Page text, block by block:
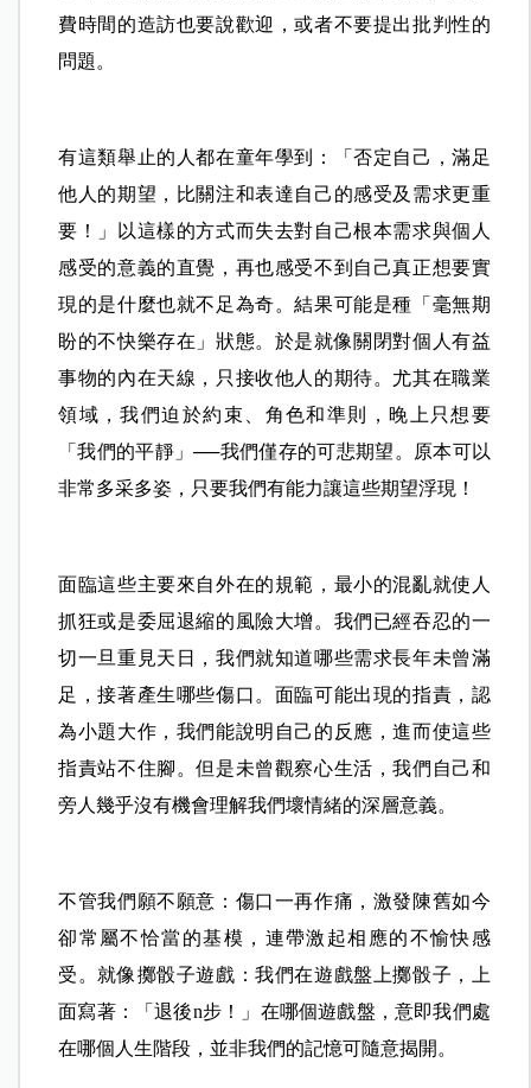
費時間的造訪也要說歡迎，或者不要提出批判性的
問題。
有這類舉止的人都在童年學到：「否定自己，滿足
他人的期望，比關注和表達自己的感受及需求更重
要！」以這樣的方式而失去對自己根本需求與個人
感受的意義的直覺，再也感受不到自己真正想要實
現的是什麼也就不足為奇。結果可能是種「毫無期
盼的不快樂存在」狀態。於是就像關閉對個人有益
事物的內在天線，只接收他人的期待。尤其在職業
領域，我們迫於約束、角色和準則，晚上只想要
「我們的平靜」──我們僅存的可悲期望。原本可以
非常多采多姿，只要我們有能力讓這些期望浮現！
面臨這些主要來自外在的規範，最小的混亂就使人
抓狂或是委屈退縮的風險大增。我們已經吞忍的一
切一旦重見天日，我們就知道哪些需求長年未曾滿
足，接著產生哪些傷口。面臨可能出現的指責，認
為小題大作，我們能說明自己的反應，進而使這些
指責站不住腳。但是未曾觀察心生活，我們自己和
旁人幾乎沒有機會理解我們壞情緒的深層意義。
不管我們願不願意：傷口一再作痛，激發陳舊如今
卻常屬不恰當的基模，連帶激起相應的不愉快感
受。就像擲骰子遊戲：我們在遊戲盤上擲骰子，上
面寫著：「退後n步！」在哪個遊戲盤，意即我們處
在哪個人生階段，並非我們的記憶可隨意揭開。